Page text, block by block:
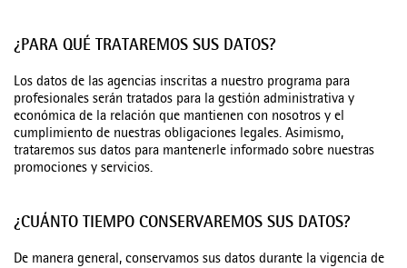
¿PARA QUÉ TRATAREMOS SUS DATOS?
Los datos de las agencias inscritas a nuestro programa para
profesionales serán tratados para la gestión administrativa y
económica de la relación que mantienen con nosotros y el
cumplimiento de nuestras obligaciones legales. Asimismo,
trataremos sus datos para mantenerle informado sobre nuestras
promociones y servicios.
¿CUÁNTO TIEMPO CONSERVAREMOS SUS DATOS?
De manera general, conservamos sus datos durante la vigencia de